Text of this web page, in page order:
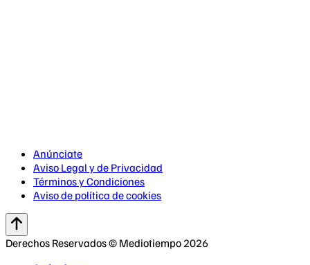
Anúnciate
Aviso Legal y de Privacidad
Términos y Condiciones
Aviso de política de cookies
Derechos Reservados © Mediotiempo 2026